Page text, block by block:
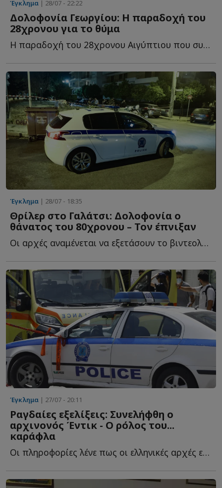
Έγκλημα | 28/07 - 22:22
Δολοφονία Γεωργίου: Η παραδοχή του
28χρονου για το θύμα
Η παραδοχή του 28χρονου Αιγύπτιου που συνελήφθη για τ...
Έγκλημα | 28/07 - 18:35
Θρίλερ στο Γαλάτσι: Δολοφονία ο
θάνατος του 80χρονου – Τον έπνιξαν
Οι αρχές αναμένεται να εξετάσουν το βιντεοληπτικό υ...
Έγκλημα | 27/07 - 20:11
Ραγδαίες εξελίξεις: Συνελήφθη ο
αρχινονός Έντικ - Ο ρόλος του...
καράφλα
Οι πληροφορίες λένε πως οι ελληνικές αρχές ετοιμάζουν ή...